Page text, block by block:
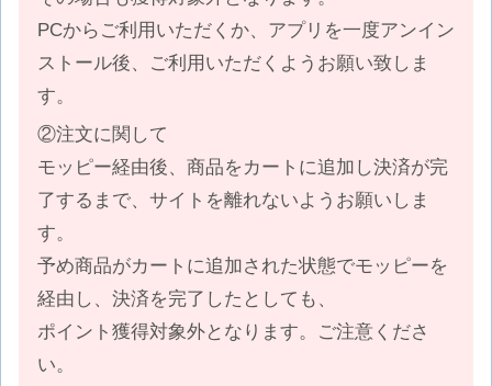
PCからご利用いただくか、アプリを一度アンイン
ストール後、ご利用いただくようお願い致しま
す。
②注文に関して
モッピー経由後、商品をカートに追加し決済が完
了するまで、サイトを離れないようお願いしま
す。
予め商品がカートに追加された状態でモッピーを
経由し、決済を完了したとしても、
ポイント獲得対象外となります。ご注意くださ
い。